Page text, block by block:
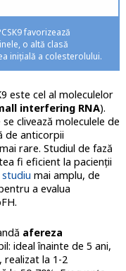
favorizează
o altă clasă
inițială a colesterolului.
este cel al moleculelor
interfering RNA).
clivează moleculele de
de anticorpii
rare. Studiul de fază
fi eficient la pacienții
studiu mai amplu, de
a evalua
afereza
ideal înainte de 5 ani,
la 1-2